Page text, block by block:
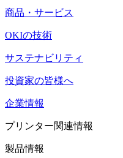
商品・サービス
OKIの技術
サステナビリティ
投資家の皆様へ
企業情報
プリンター関連情報
製品情報